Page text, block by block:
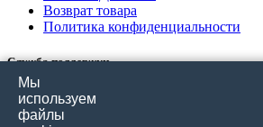
Возврат товара
Политика конфиденциальности
Служба поддержки
Связаться с нами
Отзывы покупателей
Мы
используем
файлы